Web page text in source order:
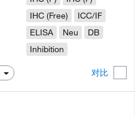
对比
IHC (Free)
ICC/IF
ELISA
Neu
DB
Inhibition